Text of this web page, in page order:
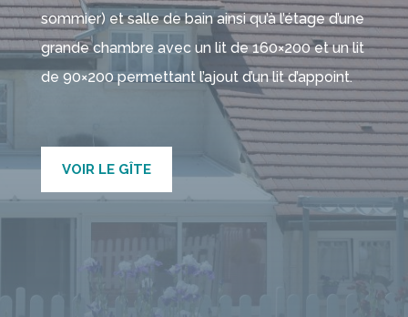
sommier) et salle de bain ainsi qu’à l’étage d’une
grande chambre avec un lit de 160×200 et un lit
de 90×200 permettant l’ajout d’un lit d’appoint.
VOIR LE GÎTE